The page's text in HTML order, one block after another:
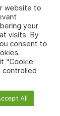
simultanée
Tchat
Votes
utilisateur
cloud vidéo
sur son site
clavier
website to
your
visits. By
consent to
"Cookie
All